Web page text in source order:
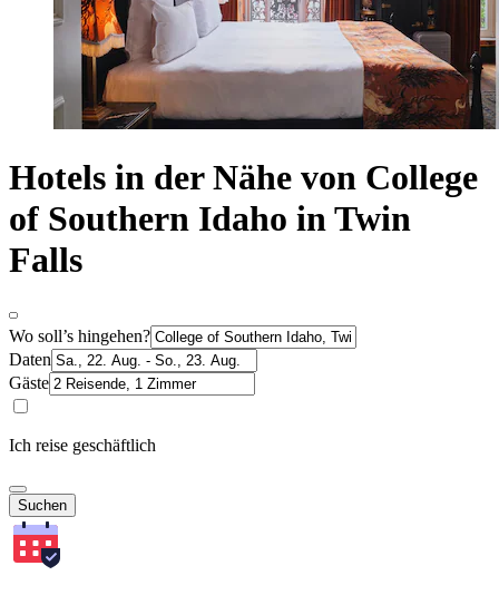
Hotels in der Nähe von College
of Southern Idaho in Twin
Falls
Wo soll’s hingehen?
Daten
Gäste
Ich reise geschäftlich
Suchen